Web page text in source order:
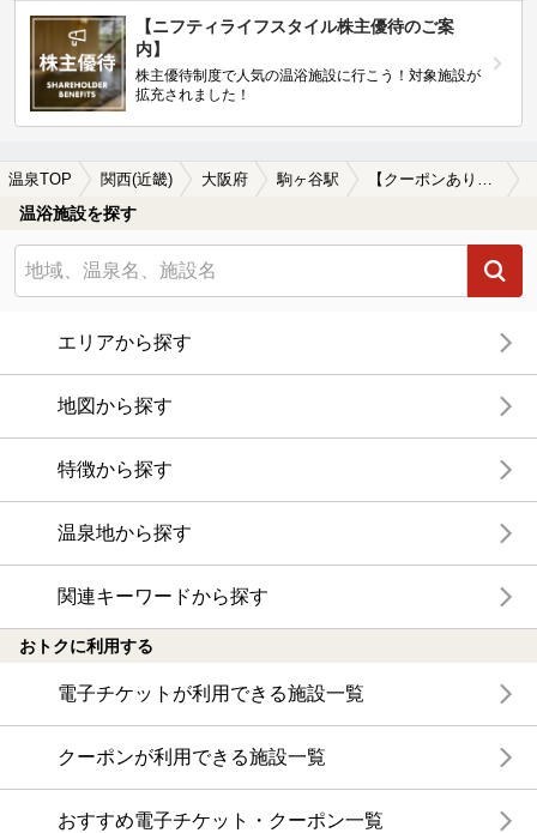
【ニフティライフスタイル株主優待のご案
内】
株主優待制度で人気の温浴施設に行こう！対象施設が
拡充されました！
温泉TOP 関西(近畿) 大阪府 駒ヶ谷駅 【クーポンあり】子連れOKな駒ヶ谷駅近くの温泉、日帰り温泉、スーパー銭湯おすすめ
温浴施設を探す
エリアから探す
地図から探す
特徴から探す
温泉地から探す
関連キーワードから探す
おトクに利用する
電子チケットが利用できる施設一覧
クーポンが利用できる施設一覧
おすすめ電子チケット・クーポン一覧